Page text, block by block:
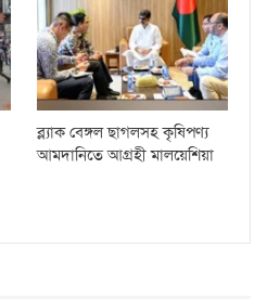
ব্ল্যাক বেঙ্গল ছাগলসহ কৃষিপণ্য
আমদানিতে আগ্রহী মালয়েশিয়া